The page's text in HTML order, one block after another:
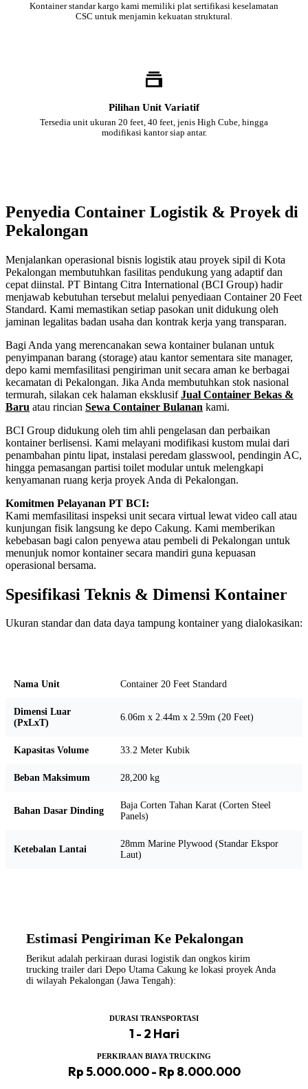
Kontainer standar kargo kami memiliki plat sertifikasi keselamatan
CSC untuk menjamin kekuatan struktural.
Pilihan Unit Variatif
Tersedia unit ukuran 20 feet, 40 feet, jenis High Cube, hingga
modifikasi kantor siap antar.
Penyedia Container Logistik & Proyek di
Pekalongan
Menjalankan operasional bisnis logistik atau proyek sipil di Kota
Pekalongan membutuhkan fasilitas pendukung yang adaptif dan
cepat diinstal. PT Bintang Citra International (BCI Group) hadir
menjawab kebutuhan tersebut melalui penyediaan Container 20 Feet
Standard. Kami memastikan setiap pasokan unit didukung oleh
jaminan legalitas badan usaha dan kontrak kerja yang transparan.
Bagi Anda yang merencanakan sewa kontainer bulanan untuk
penyimpanan barang (storage) atau kantor sementara site manager,
depo kami memfasilitasi pengiriman unit secara aman ke berbagai
kecamatan di Pekalongan. Jika Anda membutuhkan stok nasional
termurah, silakan cek halaman eksklusifJual Container Bekas &
Baru atau rincian Sewa Container Bulanan kami.
BCI Group didukung oleh tim ahli pengelasan dan perbaikan
kontainer berlisensi. Kami melayani modifikasi kustom mulai dari
penambahan pintu lipat, instalasi peredam glasswool, pendingin AC,
hingga pemasangan partisi toilet modular untuk melengkapi
kenyamanan ruang kerja proyek Anda di Pekalongan.
Komitmen Pelayanan PT BCI:
Kami memfasilitasi inspeksi unit secara virtual lewat video call atau
kunjungan fisik langsung ke depo Cakung. Kami memberikan
kebebasan bagi calon penyewa atau pembeli di Pekalongan untuk
menunjuk nomor kontainer secara mandiri guna kepuasan
operasional bersama.
Spesifikasi Teknis & Dimensi Kontainer
Ukuran standar dan data daya tampung kontainer yang dialokasikan:
Nama Unit Container 20 Feet Standard
Dimensi Luar
(PxLxT)
6.06m x 2.44m x 2.59m (20 Feet)
Kapasitas Volume 33.2 Meter Kubik
Beban Maksimum 28,200 kg
Bahan Dasar Dinding
Baja Corten Tahan Karat (Corten Steel
Panels)
Ketebalan Lantai
28mm Marine Plywood (Standar Ekspor
Laut)
Estimasi Pengiriman Ke Pekalongan
Berikut adalah perkiraan durasi logistik dan ongkos kirim
trucking trailer dari Depo Utama Cakung ke lokasi proyek Anda
di wilayah Pekalongan (Jawa Tengah):
DURASI TRANSPORTASI
1 - 2 Hari
PERKIRAAN BIAYA TRUCKING
Rp 5.000.000 - Rp 8.000.000